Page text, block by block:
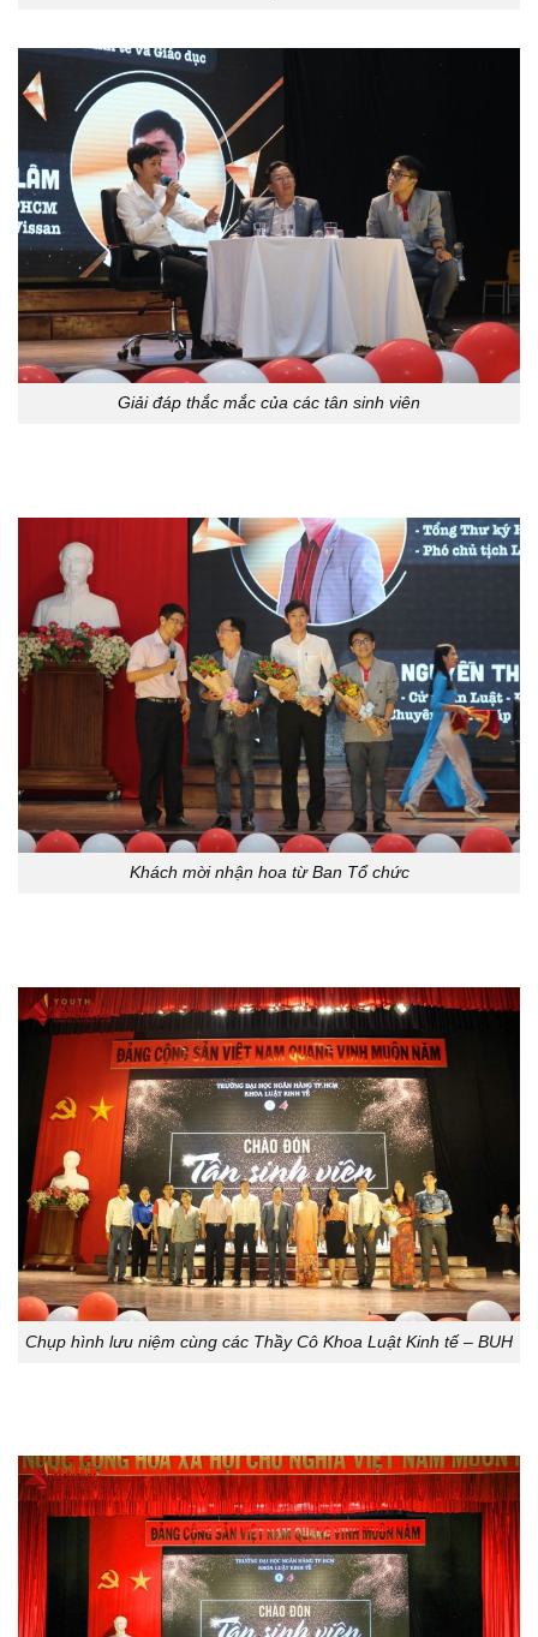
Giải đáp thắc mắc của các tân sinh viên
Khách mời nhận hoa từ Ban Tổ chức
Chụp hình lưu niệm cùng các Thầy Cô Khoa Luật Kinh tế – BUH